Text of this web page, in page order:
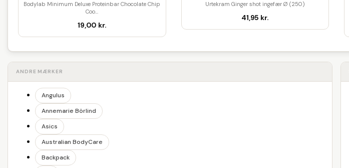
Bodylab Minimum Deluxe Proteinbar Chocolate Chip
Coo...
19,00 kr.
Urtekram Ginger shot ingefær Ø (250)
41,95 kr.
ANDRE MÆRKER
Angulus
Annemarie Börlind
Asics
Australian BodyCare
Backpack